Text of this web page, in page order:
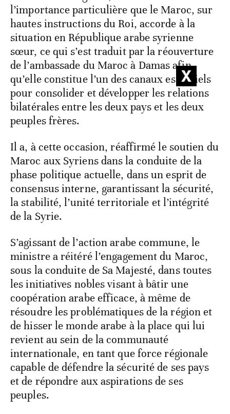
l’importance particulière que le Maroc, sur
hautes instructions du Roi, accorde à la
situation en République arabe syrienne
sœur, ce qui s’est traduit par la réouverture
de l’ambassade du Maroc à Damas afin
qu’elle constitue l’un des canaux essentiels
pour consolider et développer les relations
bilatérales entre les deux pays et les deux
peuples frères.
Il a, à cette occasion, réaffirmé le soutien du
Maroc aux Syriens dans la conduite de la
phase politique actuelle, dans un esprit de
consensus interne, garantissant la sécurité,
la stabilité, l’unité territoriale et l’intégrité
de la Syrie.
S’agissant de l’action arabe commune, le
ministre a réitéré l’engagement du Maroc,
sous la conduite de Sa Majesté, dans toutes
les initiatives nobles visant à bâtir une
coopération arabe efficace, à même de
résoudre les problématiques de la région et
de hisser le monde arabe à la place qui lui
revient au sein de la communauté
internationale, en tant que force régionale
capable de défendre la sécurité de ses pays
et de répondre aux aspirations de ses
peuples.